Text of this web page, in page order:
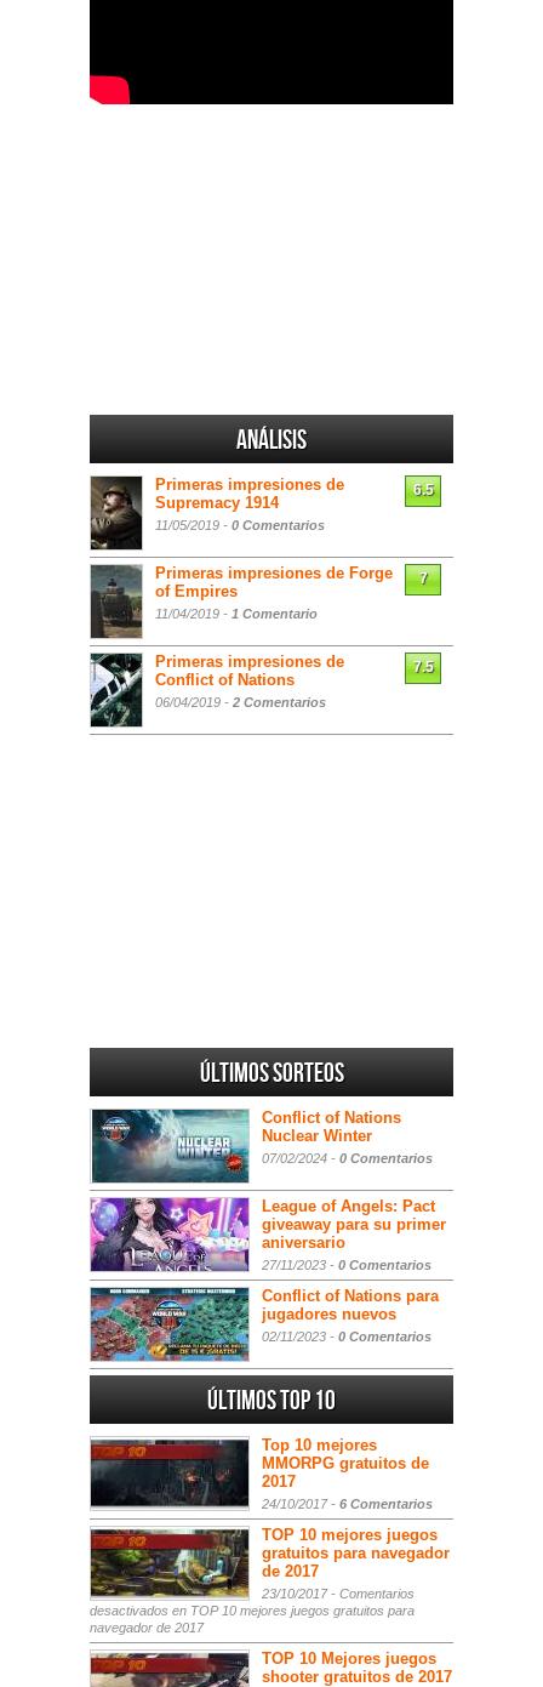
Análisis
Primeras impresiones de
Supremacy 1914
11/05/2019 - 0 Comentarios
6.5
Primeras impresiones de Forge
of Empires
11/04/2019 - 1 Comentario
7
Primeras impresiones de
Conflict of Nations
06/04/2019 - 2 Comentarios
7.5
Últimos sorteos
Conflict of Nations
Nuclear Winter
07/02/2024 - 0 Comentarios
League of Angels: Pact
giveaway para su primer
aniversario
27/11/2023 - 0 Comentarios
Conflict of Nations para
jugadores nuevos
02/11/2023 - 0 Comentarios
Últimos Top 10
Top 10 mejores
MMORPG gratuitos de
2017
24/10/2017 - 6 Comentarios
TOP 10 mejores juegos
gratuitos para navegador
de 2017
23/10/2017 - Comentarios
desactivados en TOP 10 mejores juegos gratuitos para
navegador de 2017
TOP 10 Mejores juegos
shooter gratuitos de 2017